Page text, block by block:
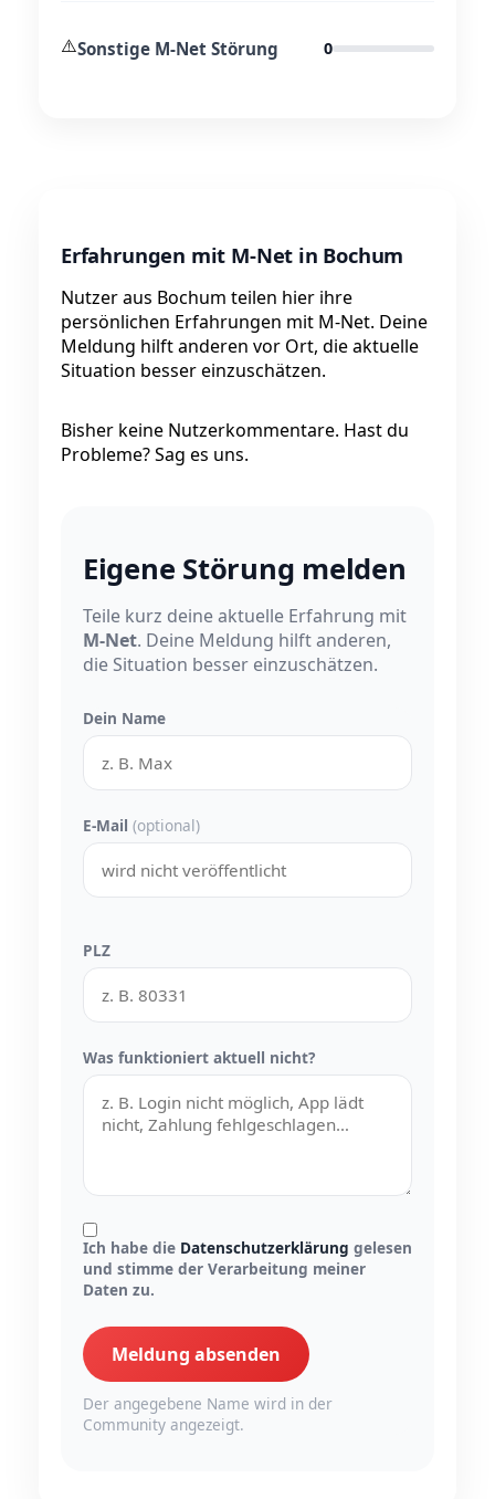
⚠️Sonstige M-Net Störung 0
Erfahrungen mit M-Net in Bochum
Nutzer aus Bochum teilen hier ihre
persönlichen Erfahrungen mit M-Net. Deine
Meldung hilft anderen vor Ort, die aktuelle
Situation besser einzuschätzen.
Bisher keine Nutzerkommentare. Hast du
Probleme? Sag es uns.
Eigene Störung melden
Teile kurz deine aktuelle Erfahrung mit
M-Net. Deine Meldung hilft anderen,
die Situation besser einzuschätzen.
Dein Name
E-Mail (optional)
PLZ
Was funktioniert aktuell nicht?
Ich habe die Datenschutzerklärung gelesen
und stimme der Verarbeitung meiner
Daten zu.
Meldung absenden
Der angegebene Name wird in der
Community angezeigt.